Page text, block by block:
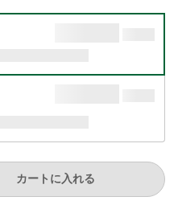
カートに入れる